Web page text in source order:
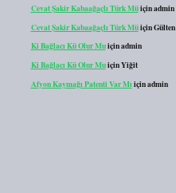
Cevat Şakir Kabaağaçlı Türk Müiçinadmin
Cevat Şakir Kabaağaçlı Türk MüiçinGülten
Ki Bağlacı Kü Olur Muiçinadmin
Ki Bağlacı Kü Olur MuiçinYiğit
Afyon Kaymağı Patenti Var Mı içinadmin